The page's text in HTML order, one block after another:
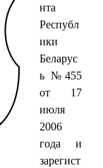
нта
Республ
ики
Беларус
ь №455
от 17
июля
2006
года и
зарегист